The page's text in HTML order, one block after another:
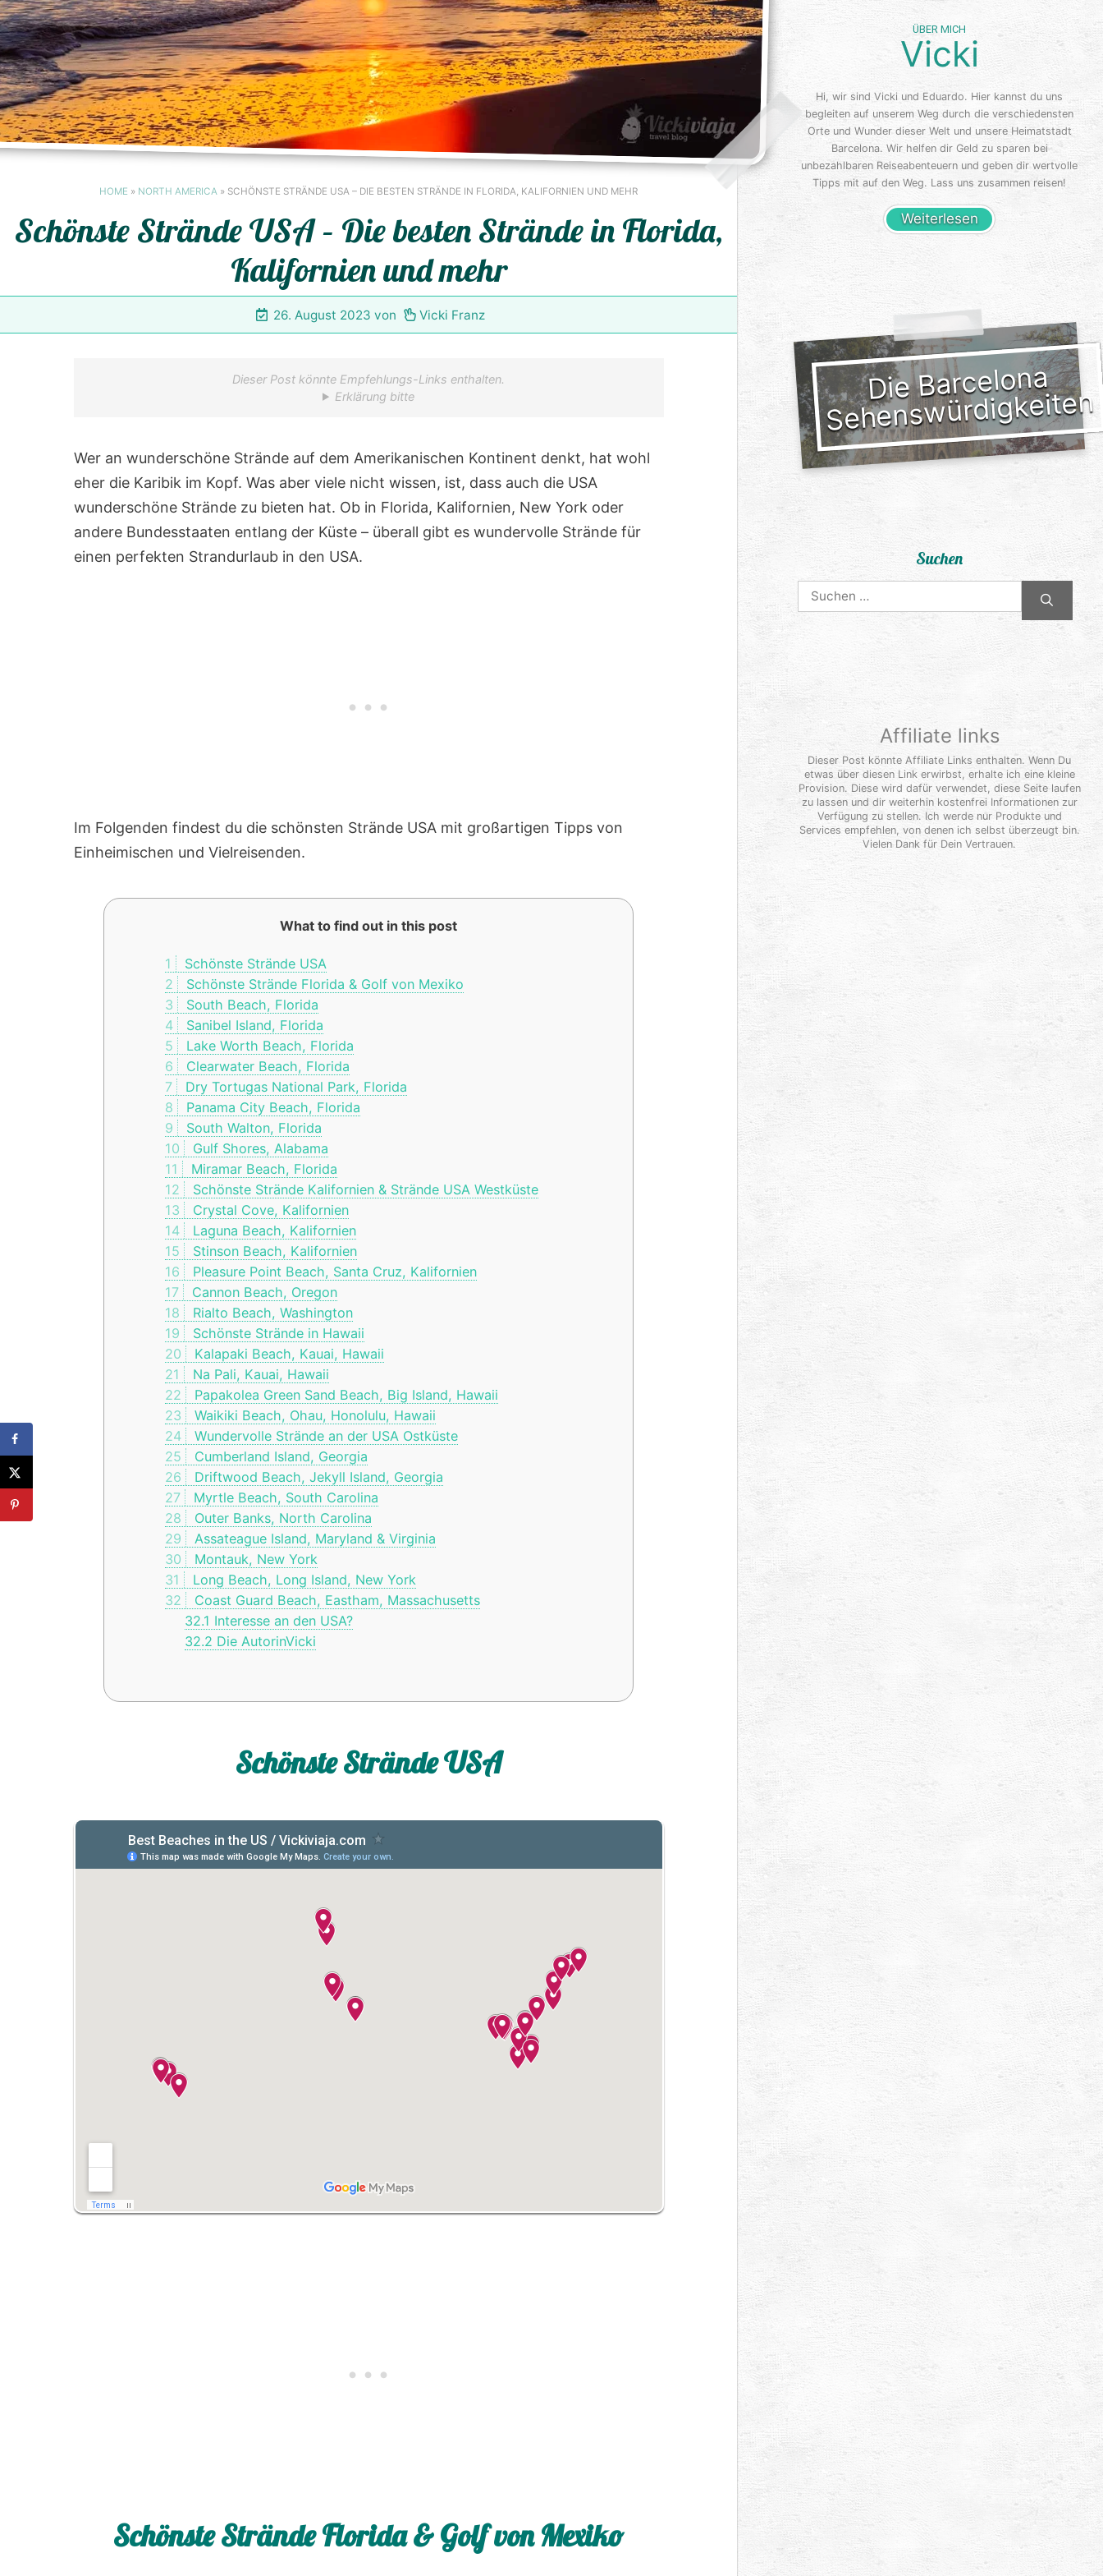
HOME » NORTH AMERICA » SCHÖNSTE STRÄNDE USA – DIE BESTEN STRÄNDE IN FLORIDA, KALIFORNIEN UND MEHR
Schönste Strände USA – Die besten Strände in Florida,
Kalifornien und mehr
26. August 2023 von Vicki Franz
Dieser Post könnte Empfehlungs-Links enthalten.
Erklärung bitte
Wer an wunderschöne Strände auf dem Amerikanischen Kontinent denkt, hat wohl
eher die Karibik im Kopf. Was aber viele nicht wissen, ist, dass auch die USA
wunderschöne Strände zu bieten hat. Ob in Florida, Kalifornien, New York oder
andere Bundesstaaten entlang der Küste – überall gibt es wundervolle Strände für
einen perfekten Strandurlaub in den USA.
Im Folgenden findest du die schönsten Strände USA mit großartigen Tipps von
Einheimischen und Vielreisenden.
What to find out in this post
1
Schönste Strände USA
2
Schönste Strände Florida & Golf von Mexiko
3
South Beach, Florida
4
Sanibel Island, Florida
5
Lake Worth Beach, Florida
6
Clearwater Beach, Florida
7
Dry Tortugas National Park, Florida
8
Panama City Beach, Florida
9
South Walton, Florida
10
Gulf Shores, Alabama
11
Miramar Beach, Florida
12
Schönste Strände Kalifornien & Strände USA Westküste
13
Crystal Cove, Kalifornien
14
Laguna Beach, Kalifornien
15
Stinson Beach, Kalifornien
16
Pleasure Point Beach, Santa Cruz, Kalifornien
17
Cannon Beach, Oregon
18
Rialto Beach, Washington
19
Schönste Strände in Hawaii
20
Kalapaki Beach, Kauai, Hawaii
21
Na Pali, Kauai, Hawaii
22
Papakolea Green Sand Beach, Big Island, Hawaii
23
Waikiki Beach, Ohau, Honolulu, Hawaii
24
Wundervolle Strände an der USA Ostküste
25
Cumberland Island, Georgia
26
Driftwood Beach, Jekyll Island, Georgia
27
Myrtle Beach, South Carolina
28
Outer Banks, North Carolina
29
Assateague Island, Maryland & Virginia
30
Montauk, New York
31
Long Beach, Long Island, New York
32
Coast Guard Beach, Eastham, Massachusetts
32.1 Interesse an den USA?
32.2 Die AutorinVicki
Schönste Strände USA
Schönste Strände Florida & Golf von Mexiko
ÜBER MICH
Vicki
Hi, wir sind Vicki und Eduardo. Hier kannst du uns
begleiten auf unserem Weg durch die verschiedensten
Orte und Wunder dieser Welt und unsere Heimatstadt
Barcelona. Wir helfen dir Geld zu sparen bei
unbezahlbaren Reiseabenteuern und geben dir wertvolle
Tipps mit auf den Weg. Lass uns zusammen reisen!
Weiterlesen
Die Barcelona
Sehenswürdigkeiten
Suchen
Suchen
nach:
Affiliate links
Dieser Post könnte Affiliate Links enthalten. Wenn Du
etwas über diesen Link erwirbst, erhalte ich eine kleine
Provision. Diese wird dafür verwendet, diese Seite laufen
zu lassen und dir weiterhin kostenfrei Informationen zur
Verfügung zu stellen. Ich werde nur Produkte und
Services empfehlen, von denen ich selbst überzeugt bin.
Vielen Dank für Dein Vertrauen.